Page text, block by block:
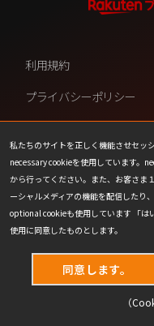
私たちのサイトを正しく機能させセッ
necessary cookieを使用しています。
から行ってください。また、お客さま
ーシャルメディアの機能を配信したり
optional cookieも使用しています 「は
使用に同意したものとします。
同意します。
（
利用規約
プライバシーポリシー
ファンコンテンツ・ポリ
COOKIE
会社情報